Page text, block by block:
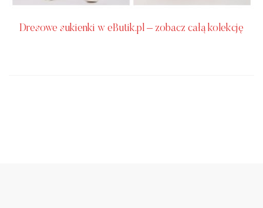
Dresowe sukienki w eButik.pl – zobacz całą kolekcję